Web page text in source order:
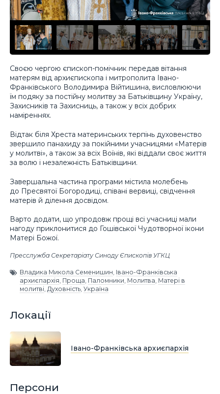
Своєю чергою єпископ-помічник передав вітання
матерям від архиєпископа і митрополита Івано-
Франківського Володимира Війтишина, висловлюючи
їм подяку за постійну молитву за Батьківщину Україну,
Захисників та Захисниць, а також у всіх добрих
наміреннях.
Відтак біля Хреста материнських терпінь духовенство
звершило панахиду за покійними учасницями «Матерів
у молитві», а також за всіх Воїнів, які віддали своє життя
за волю і незалежність Батьківщини.
Завершальна частина програми містила молебень
до Пресвятої Богородиці, співані вервиці, свідчення
матерів й ділення досвідом.
Варто додати, що упродовж прощі всі учасниці мали
нагоду приклонитися до Гошівської Чудотворної ікони
Матері Божої.
Пресслужба Секретаріату Синоду Єпископів УГКЦ
Владика Микола Семенишин, Івано-Франківська
архиєпархія, Проща, Паломники, Молитва, Матері в
молитві, Духовність, Україна
Локації
Івано-Франківська архиєпархія
Персони